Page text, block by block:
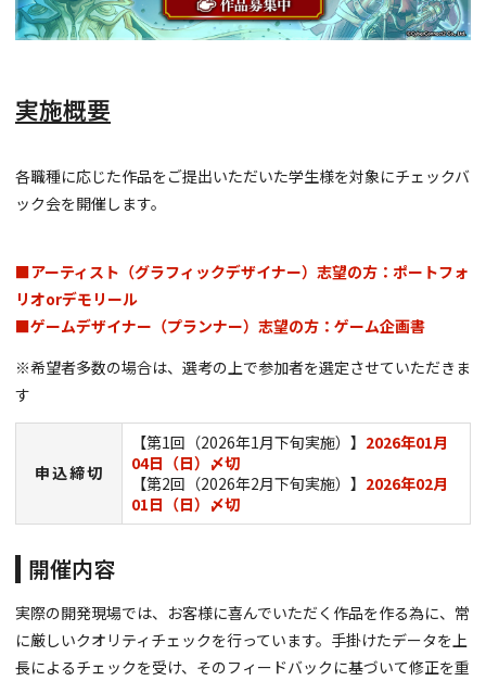
実施概要
各職種に応じた作品をご提出いただいた学生様を対象にチェックバ
ック会を開催します。
■アーティスト（グラフィックデザイナー）志望の方：ポートフォ
リオorデモリール
■ゲームデザイナー（プランナー）志望の方：ゲーム企画書
※希望者多数の場合は、選考の上で参加者を選定させていただきま
す
申込締切
【第1回（2026年1月下旬実施）】 2026年01月
04日（日）〆切
【第2回（2026年2月下旬実施）】 2026年02月
01日（日）〆切
開催内容
実際の開発現場では、お客様に喜んでいただく作品を作る為に、常
に厳しいクオリティチェックを行っています。手掛けたデータを上
長によるチェックを受け、そのフィードバックに基づいて修正を重